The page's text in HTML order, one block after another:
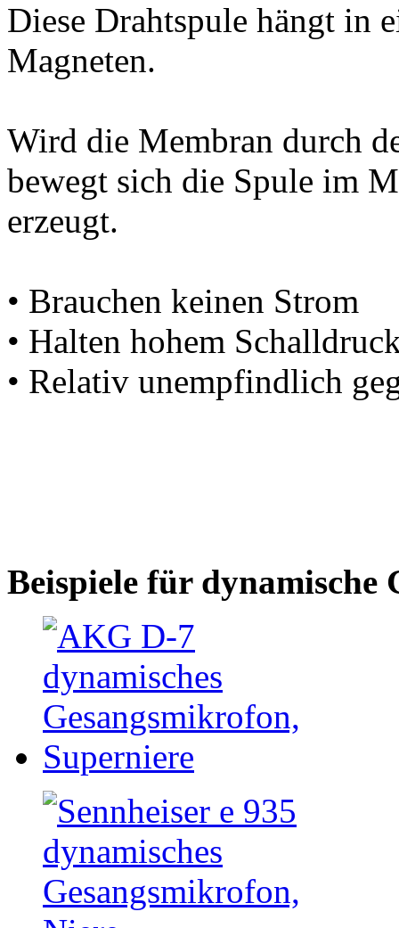
Diese Drahtspule hängt in
Magneten.
Wird die Membran durch
bewegt sich die Spule im
erzeugt.
• Brauchen keinen Strom
• Halten hohem
• Relativ unempfindlich
Beispiele für dynamische